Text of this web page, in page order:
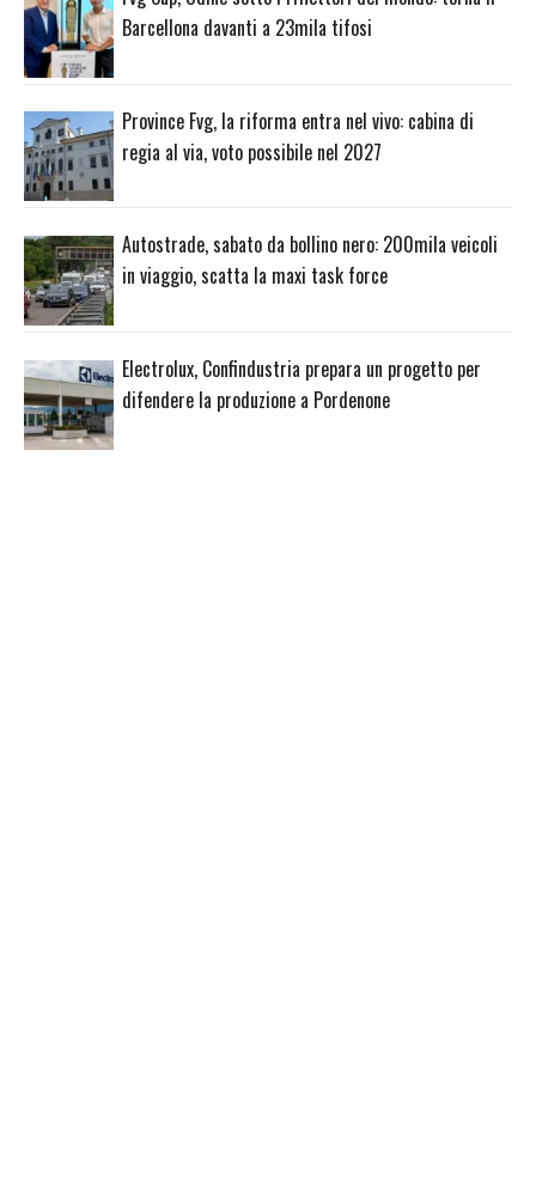
Barcellona davanti a 23mila tifosi
Province Fvg, la riforma entra nel vivo: cabina di
regia al via, voto possibile nel 2027
Autostrade, sabato da bollino nero: 200mila veicoli
in viaggio, scatta la maxi task force
Electrolux, Confindustria prepara un progetto per
difendere la produzione a Pordenone